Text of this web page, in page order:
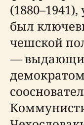
был
чешской
—